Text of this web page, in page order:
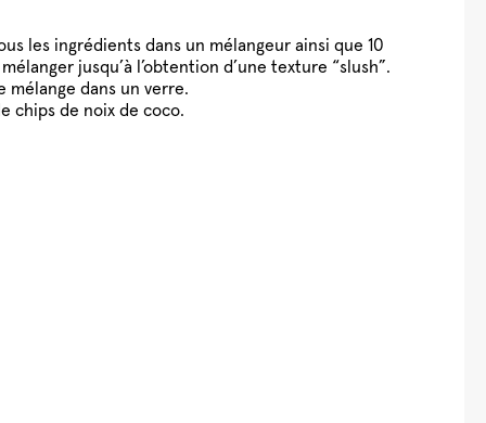
les ingrédients dans un mélangeur ainsi que 10
jusqu’à l’obtention d’une texture “slush”.
mélange dans un verre.
chips de noix de coco.